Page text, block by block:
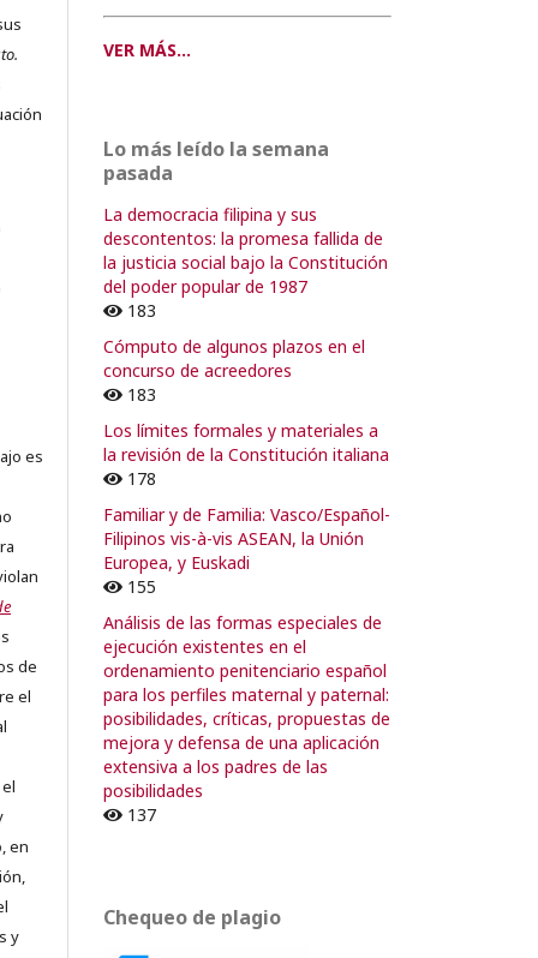
es
de
el
en
y
VER MÁS...
Lo más leído la semana
pasada
La democracia filipina y sus
descontentos: la promesa fallida de
la justicia social bajo la Constitución
del poder popular de 1987
183
Cómputo de algunos plazos en el
concurso de acreedores
183
Los límites formales y materiales a
la revisión de la Constitución italiana
178
Familiar y de Familia: Vasco/Español-
Filipinos vis-à-vis ASEAN, la Unión
Europea, y Euskadi
155
Análisis de las formas especiales de
ejecución existentes en el
ordenamiento penitenciario español
para los perfiles maternal y paternal:
posibilidades, críticas, propuestas de
mejora y defensa de una aplicación
extensiva a los padres de las
posibilidades
137
Chequeo de plagio